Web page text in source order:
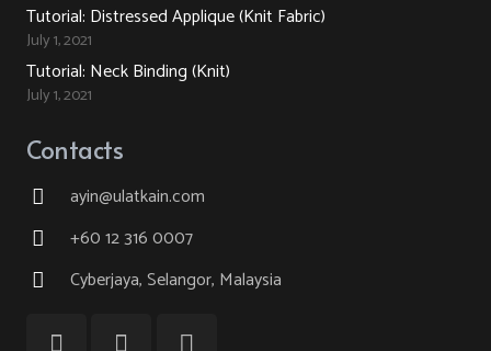
Tutorial: Distressed Applique (Knit Fabric)
July 1, 2021
Tutorial: Neck Binding (Knit)
July 1, 2021
Contacts
ayin@ulatkain.com
+60 12 316 0007
Cyberjaya, Selangor, Malaysia